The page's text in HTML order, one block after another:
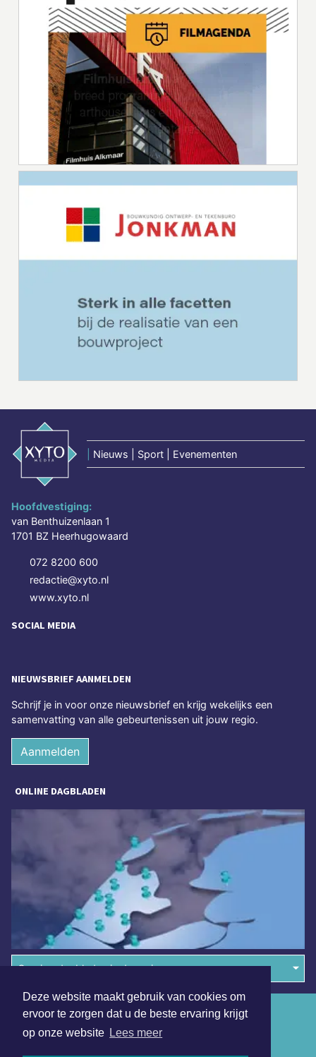
Deze website maakt gebruik van cookies om
ervoor te zorgen dat u de beste ervaring krijgt
op onze website Lees meer
Nieuws | Sport | Evenementen
Hoofdvestiging:
van Benthuizenlaan 1
1701 BZ Heerhugowaard
072 8200 600
redactie@xyto.nl
www.xyto.nl
SOCIAL MEDIA
NIEUWSBRIEF AANMELDEN
Schrijf je in voor onze nieuwsbrief en krijg wekelijks een
samenvatting van alle gebeurtenissen uit jouw regio.
Aanmelden
ONLINE DAGBLADEN
Overige dagbladen in de regio
Algemene voorwaarden
Disclaimer